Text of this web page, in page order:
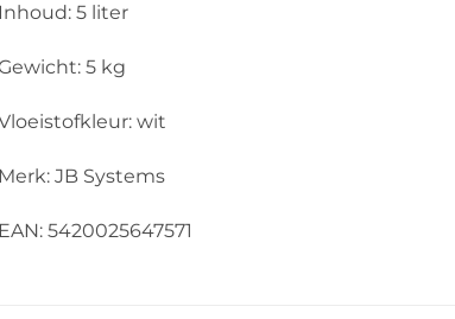
5 liter
5 kg
wit
JB Systems
5420025647571